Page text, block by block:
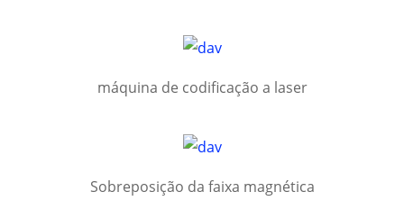
máquina de codificação a laser
Sobreposição da faixa magnética